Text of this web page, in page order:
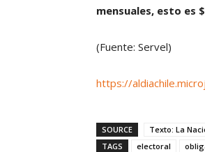
mensuales, esto es
(Fuente: Servel)
https://
SOURCE
Texto: La
TAGS
electoral